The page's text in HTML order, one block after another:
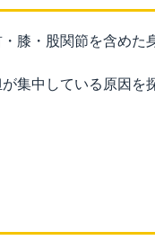
膝・股関節を含めた
集中している原因を